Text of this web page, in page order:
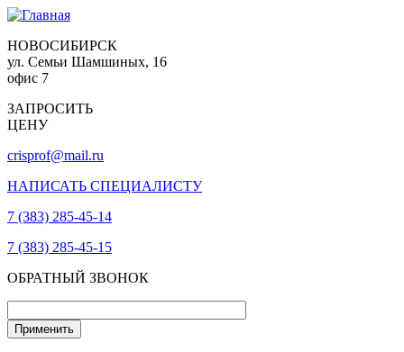
НОВОСИБИРСК
ул. Семьи Шамшиных, 16
офис 7
ЗАПРОСИТЬ
ЦЕНУ
crisprof@mail.ru
НАПИСАТЬ СПЕЦИАЛИСТУ
7 (383) 285-45-14
7 (383) 285-45-15
ОБРАТНЫЙ ЗВОНОК